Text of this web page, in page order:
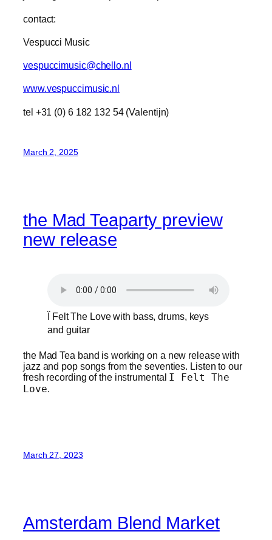
contact:
Vespucci Music
vespuccimusic@chello.nl
www.vespuccimusic.nl
tel +31 (0) 6 182 132 54 (Valentijn)
March 2, 2025
the Mad Teaparty preview
new release
Ï Felt The Love with bass, drums, keys
and guitar
the Mad Tea band is working on a new release with
jazz and pop songs from the seventies. Listen to our
fresh recording of the instrumental I Felt The
Love.
March 27, 2023
Amsterdam Blend Market